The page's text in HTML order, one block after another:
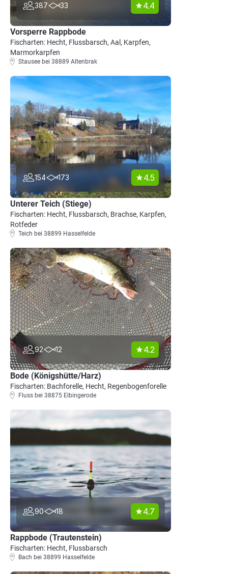
387 33 4.4
Vorsperre Rappbode
Fischarten: Hecht, Flussbarsch, Aal, Karpfen,
Marmorkarpfen
Stausee bei 38889 Altenbrak
154 173 4.5
Unterer Teich (Stiege)
Fischarten: Hecht, Flussbarsch, Brachse, Karpfen,
Rotfeder
Teich bei 38899 Hasselfelde
92 12 4.2
Bode (Königshütte/Harz)
Fischarten: Bachforelle, Hecht, Regenbogenforelle
Fluss bei 38875 Elbingerode
90 18 4.7
Rappbode (Trautenstein)
Fischarten: Hecht, Flussbarsch
Bach bei 38899 Hasselfelde